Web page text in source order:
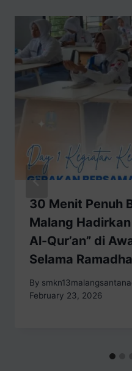
30 Menit Penuh
Malang
Al-Qur’an” di
Selama
By
February 23, 2026